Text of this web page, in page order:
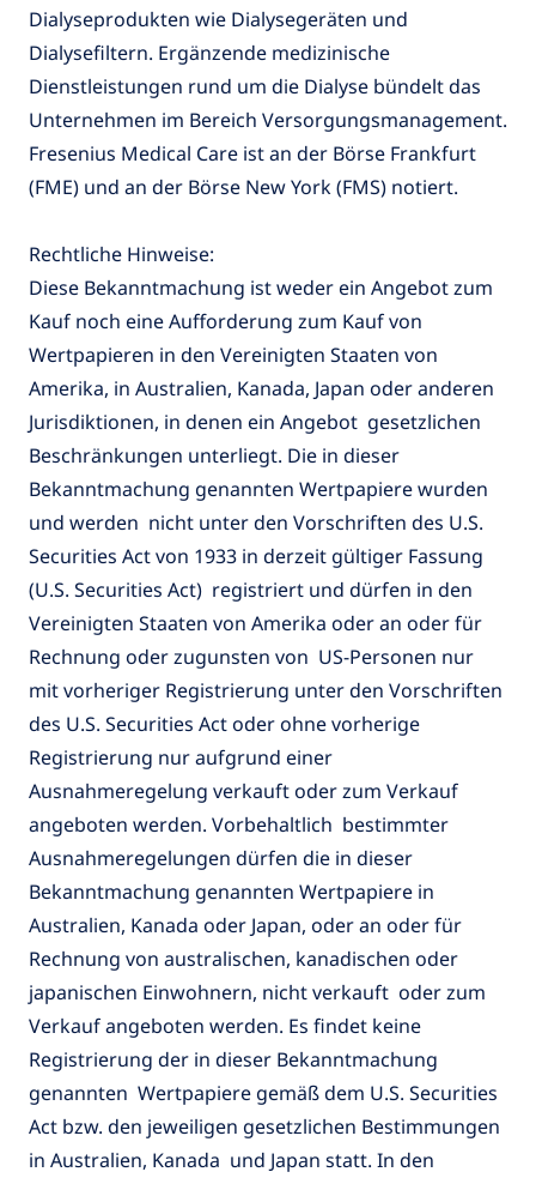
Dialyseprodukten wie Dialysegeräten und
Dialysefiltern. Ergänzende medizinische
Dienstleistungen rund um die Dialyse bündelt das
Unternehmen im Bereich Versorgungsmanagement.
Fresenius Medical Care ist an der Börse Frankfurt
(FME) und an der Börse New York (FMS) notiert.
Rechtliche Hinweise:
Diese Bekanntmachung ist weder ein Angebot zum
Kauf noch eine Aufforderung zum Kauf von
Wertpapieren in den Vereinigten Staaten von
Amerika, in Australien, Kanada, Japan oder anderen
Jurisdiktionen, in denen ein Angebot gesetzlichen
Beschränkungen unterliegt. Die in dieser
Bekanntmachung genannten Wertpapiere wurden
und werden nicht unter den Vorschriften des U.S.
Securities Act von 1933 in derzeit gültiger Fassung
(U.S. Securities Act) registriert und dürfen in den
Vereinigten Staaten von Amerika oder an oder für
Rechnung oder zugunsten von US-Personen nur
mit vorheriger Registrierung unter den Vorschriften
des U.S. Securities Act oder ohne vorherige
Registrierung nur aufgrund einer
Ausnahmeregelung verkauft oder zum Verkauf
angeboten werden. Vorbehaltlich bestimmter
Ausnahmeregelungen dürfen die in dieser
Bekanntmachung genannten Wertpapiere in
Australien, Kanada oder Japan, oder an oder für
Rechnung von australischen, kanadischen oder
japanischen Einwohnern, nicht verkauft oder zum
Verkauf angeboten werden. Es findet keine
Registrierung der in dieser Bekanntmachung
genannten Wertpapiere gemäß dem U.S. Securities
Act bzw. den jeweiligen gesetzlichen Bestimmungen
in Australien, Kanada und Japan statt. In den